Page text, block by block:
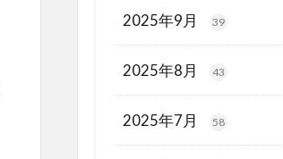
2025年9月 39
2025年8月 43
2025年7月 58